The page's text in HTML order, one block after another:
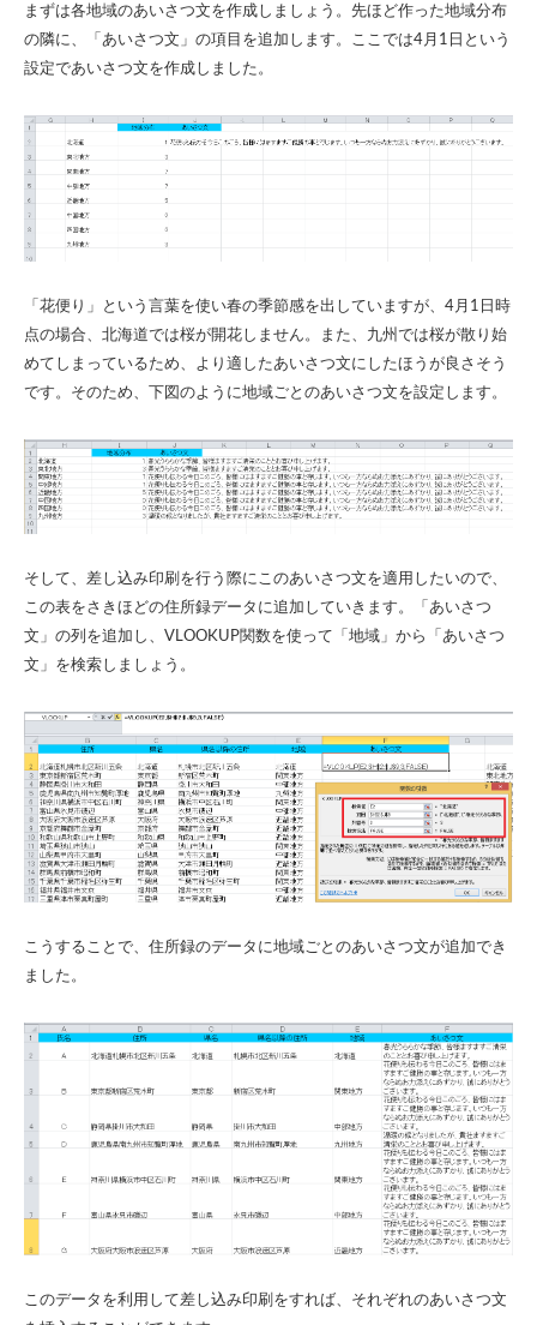
まずは各地域のあいさつ文を作成しましょう。先ほど作った地域分布
の隣に、「あいさつ文」の項目を追加します。ここでは4月1日という
設定であいさつ文を作成しました。
「花便り」という言葉を使い春の季節感を出していますが、4月1日時
点の場合、北海道では桜が開花しません。また、九州では桜が散り始
めてしまっているため、より適したあいさつ文にしたほうが良さそう
です。そのため、下図のように地域ごとのあいさつ文を設定します。
そして、差し込み印刷を行う際にこのあいさつ文を適用したいので、
この表をさきほどの住所録データに追加していきます。「あいさつ
文」の列を追加し、VLOOKUP関数を使って「地域」から「あいさつ
文」を検索しましょう。
こうすることで、住所録のデータに地域ごとのあいさつ文が追加でき
ました。
このデータを利用して差し込み印刷をすれば、それぞれのあいさつ文